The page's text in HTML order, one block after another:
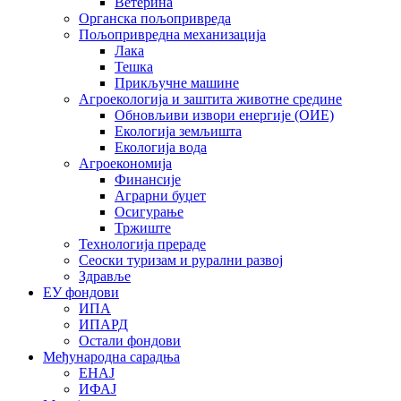
Органска пољопривреда
Пољопривредна механизација
Лака
Тешка
Прикључне машине
Агроекологија и заштита животне средине
Обновљиви извори енергије (ОИЕ)
Екологија земљишта
Екологија вода
Агроекономија
Финансије
Аграрни буџет
Осигурање
Тржиште
Технологија прераде
Сеоски туризам и рурални развој
Здравље
ЕУ фондови
ИПА
ИПАРД
Остали фондови
Међународна сарадња
ЕНАЈ
ИФАЈ